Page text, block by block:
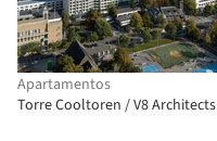
Apartamentos
Torre Cooltoren / V8 Architects